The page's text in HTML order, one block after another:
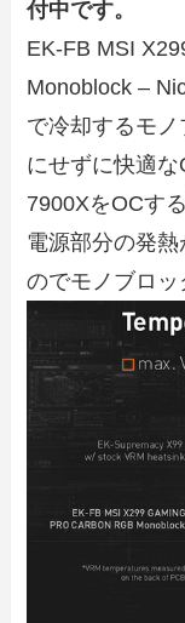
付中です。
EK-FB MSI
Monoblock –
で冷却するモ
にせずに快適
7900XをOCす
電源部分の発
のでモノブロッ